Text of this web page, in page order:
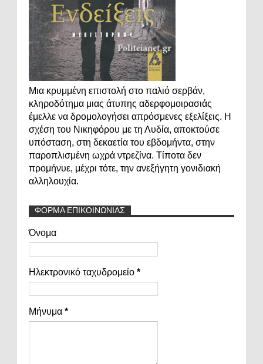
Μια κρυμμένη επιστολή στο παλιό σερβάν,
κληροδότημα μιας άτυπης αδερφομοιρασιάς
έμελλε να δρομολογήσει απρόσμενες εξελίξεις. Η
σχέση του Νικηφόρου με τη Λυδία, αποκτούσε
υπόσταση, στη δεκαετία του εβδομήντα, στην
παροπλισμένη ωχρά ντρεζίνα. Τίποτα δεν
προμήνυε, μέχρι τότε, την ανεξήγητη γονιδιακή
αλληλουχία.
ΦΟΡΜΑ ΕΠΙΚΟΙΝΩΝΙΑΣ
Όνομα
Ηλεκτρονικό ταχυδρομείο *
Μήνυμα *